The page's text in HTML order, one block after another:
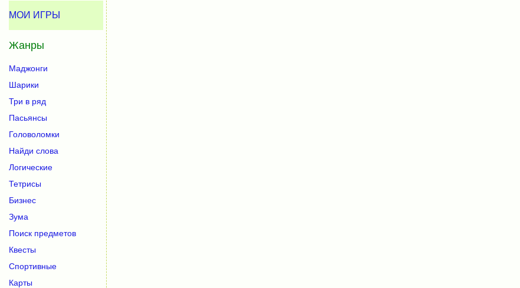
МОИ ИГРЫ
Жанры
Маджонги
Шарики
Три в ряд
Пасьянсы
Головоломки
Найди слова
Логические
Тетрисы
Бизнес
Зума
Поиск предметов
Квесты
Спортивные
Карты